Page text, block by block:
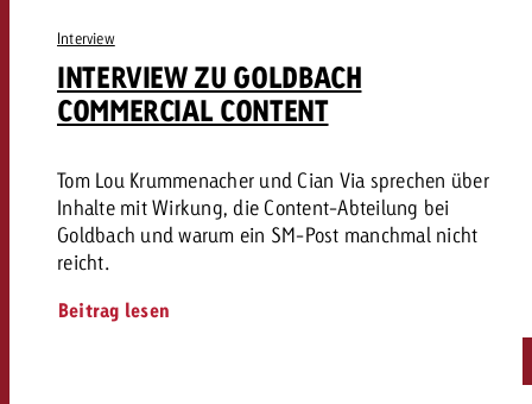
Interview
INTERVIEW ZU GOLDBACH
COMMERCIAL CONTENT
Tom Lou Krummenacher und Cian Via sprechen über
Inhalte mit Wirkung, die Content-Abteilung bei
Goldbach und warum ein SM-Post manchmal nicht
reicht.
Beitrag lesen